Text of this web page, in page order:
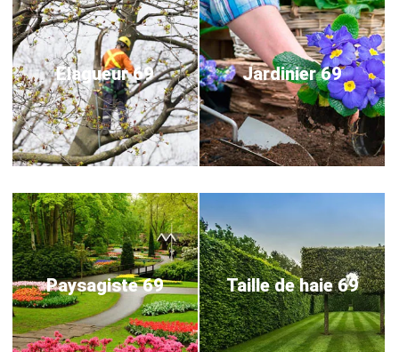
Elagueur 69 Jardinier 69
Paysagiste 69 Taille de haie 69